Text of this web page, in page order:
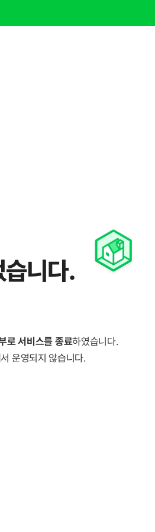
니다.
서비스를 종료하였습니다.
운영되지 않습니다.